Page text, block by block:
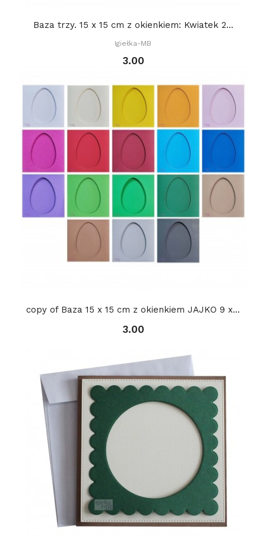
Baza trzy. 15 x 15 cm z okienkiem: Kwiatek 2...
Igiełka-MB
3.00
copy of Baza 15 x 15 cm z okienkiem JAJKO 9 x...
3.00